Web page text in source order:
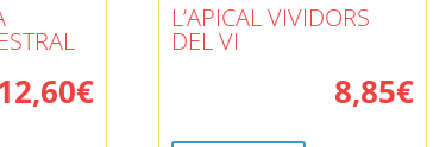
€
L’APICAL VIVIDORS
DEL VI
8,85€